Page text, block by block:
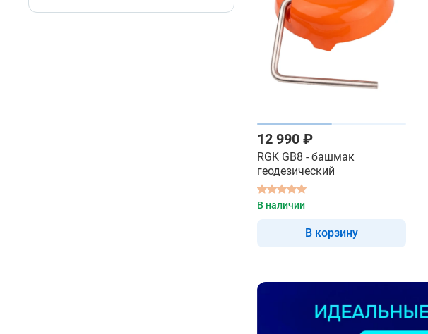
12 990 ₽
RGK GB8 - башмак
геодезический
В наличии
В корзину